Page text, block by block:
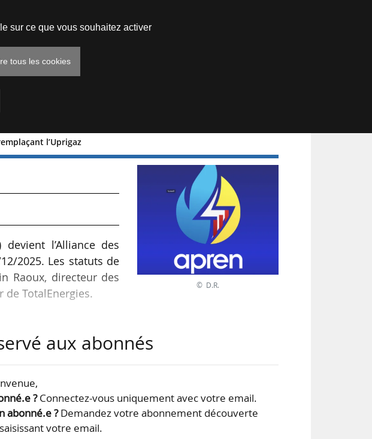
l’Uprigaz
de l’énergie
l’Alliance des
2025. Les statuts de
Raoux, directeur des
TotalEnergies.
gazière, depuis
© D.R.
aux abonnés
?Connectez-vous uniquement avec votre email.
abonné.e ?Demandez votre abonnement découverte
votre email.
sur ce que vous souhaitez activer
tous les cookies